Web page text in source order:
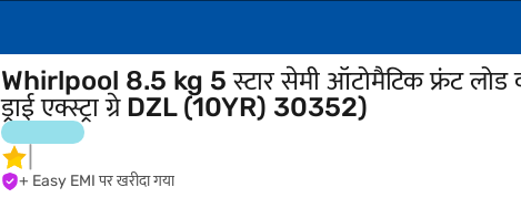
Whirlpool 8.5 kg 5 स्टार सेमी ऑटोमैटिक फ्रंट लोड
ड्राई एक्स्ट्रा ग्रे DZL (10YR) 30352)
+ Easy EMI पर खरीदा गया